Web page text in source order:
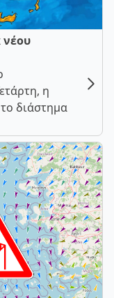
νέου
η
διάστημα